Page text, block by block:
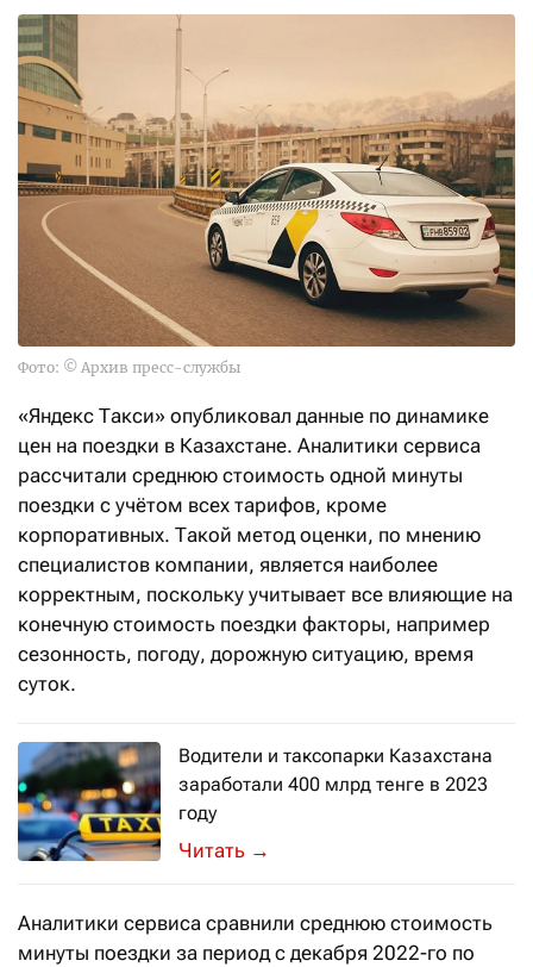
Фото: © Архив пресс-службы
«Яндекс Такси» опубликовал данные по динамике
цен на поездки в Казахстане. Аналитики сервиса
рассчитали среднюю стоимость одной минуты
поездки с учётом всех тарифов, кроме
корпоративных. Такой метод оценки, по мнению
специалистов компании, является наиболее
корректным, поскольку учитывает все влияющие на
конечную стоимость поездки факторы, например
сезонность, погоду, дорожную ситуацию, время
суток.
Водители и таксопарки Казахстана
заработали 400 млрд тенге в 2023
году
Это в полтора раза больше по
→
Аналитики сервиса сравнили среднюю стоимость
минуты поездки за период с декабря 2022-го по